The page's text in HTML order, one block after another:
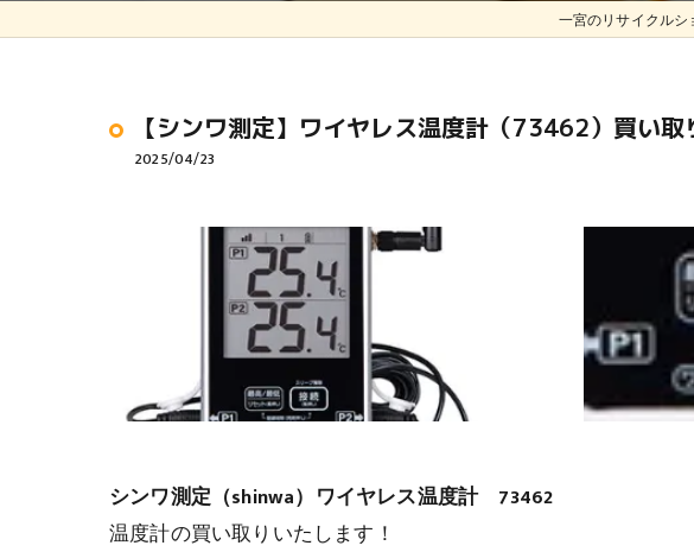
一宮のリサイクル
【シンワ測定】ワイヤレス温度計（73462）買い取
2025/04/23
シンワ測定（shinwa）ワイヤレス温度計 73462
温度計の買い取りいたします！